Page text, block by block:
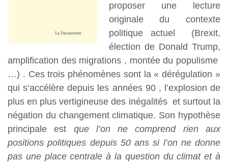
proposer une lecture
originale du contexte
politique actuel (Brexit,
élection de Donald Trump,
amplification des migrations , montée du populisme
…) . Ces trois phénomènes sont la « dérégulation »
qui s’accélère depuis les années 90 , l’explosion de
plus en plus vertigineuse des inégalités et surtout la
négation du changement climatique. Son hypothèse
principale est que l’on ne comprend rien aux
positions politiques depuis 50 ans si l’on ne donne
pas une place centrale à la question du climat et à